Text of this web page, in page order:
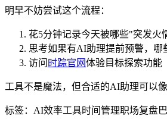
明早不妨尝试这个流程：
花5分钟记录今天被哪些"突发火
思考如果有AI助理提前预警，哪
访问 时踪官网体验目标探索功能
工具不是魔法，但合适的AI助理可以
标签： AI效率工具时间管理职场复盘